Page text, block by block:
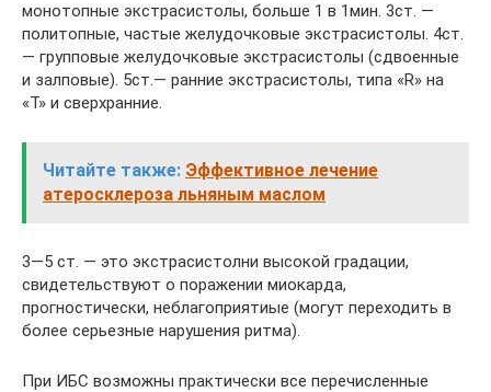
монотопные экстрасистолы, больше 1 в 1мин. 3ст. —
политопные, частые желудочковые экстрасистолы. 4ст.
— групповые желудочковые экстрасистолы (сдвоенные
и залповые). 5ст.— ранние экстрасистолы, типа «R» на
«Т» и сверхранние.
Читайте также: Эффективное лечение
атеросклероза льняным маслом
3—5 ст. — это экстрасистолни высокой градации,
свидетельствуют о поражении миокарда,
прогностически, неблагоприятиые (могут переходить в
более серьезные нарушения ритма).
При ИБС возможны практически все перечисленные